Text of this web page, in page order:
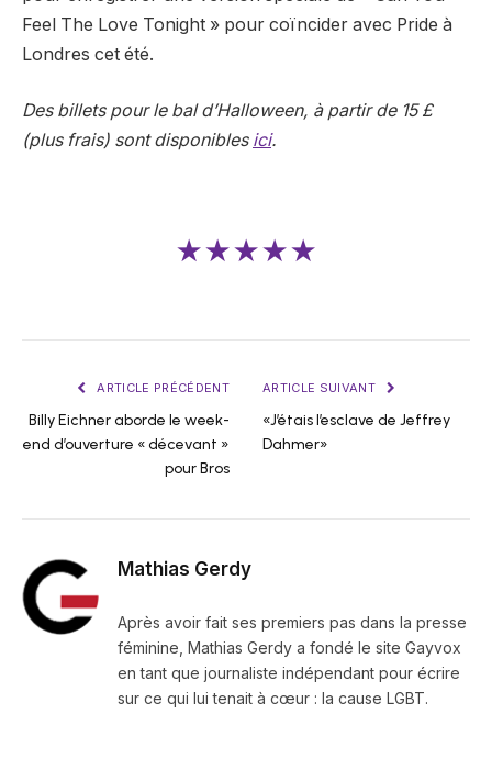
Feel The Love Tonight » pour coïncider avec Pride à
Londres cet été.
Des billets pour le bal d’Halloween, à partir de 15 £
(plus frais) sont disponibles ici.
★★★★★
ARTICLE PRÉCÉDENT
Billy Eichner aborde le week-
end d’ouverture « décevant »
pour Bros
ARTICLE SUIVANT
«J’étais l’esclave de Jeffrey
Dahmer»
Mathias Gerdy
Après avoir fait ses premiers pas dans la presse
féminine, Mathias Gerdy a fondé le site Gayvox
en tant que journaliste indépendant pour écrire
sur ce qui lui tenait à cœur : la cause LGBT.